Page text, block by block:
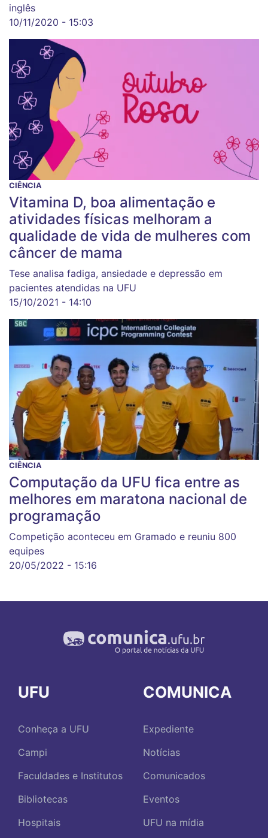
inglês
10/11/2020 - 15:03
CIÊNCIA
Vitamina D, boa alimentação e
atividades físicas melhoram a
qualidade de vida de mulheres com
câncer de mama
Tese analisa fadiga, ansiedade e depressão em
pacientes atendidas na UFU
15/10/2021 - 14:10
CIÊNCIA
Computação da UFU fica entre as
melhores em maratona nacional de
programação
Competição aconteceu em Gramado e reuniu 800
equipes
20/05/2022 - 15:16
UFU
Conheça a UFU
Campi
Faculdades e Institutos
Bibliotecas
Hospitais
COMUNICA
Expediente
Notícias
Comunicados
Eventos
UFU na mídia